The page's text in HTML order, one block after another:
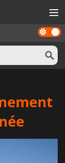
Dark
mode